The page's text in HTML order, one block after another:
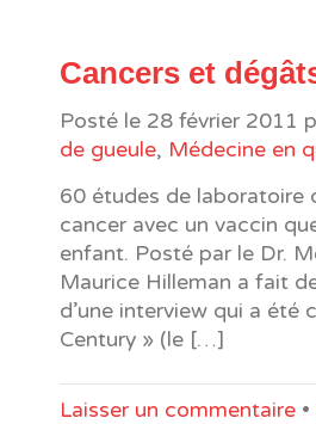
Cancers et
Posté le 28 février 2011
de gueule, Médecine en
60 études de laboratoire
cancer avec un vaccin
enfant. Posté par le Dr.
Maurice Hilleman a fait
d’une interview qui a été
Century » (le […]
Laisser un commentaire •